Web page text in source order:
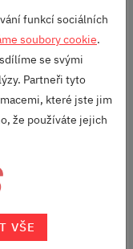
PENĚŽENKA
vyrobená z
autopásů.
funkcí sociálních
soubory cookie.
se svými
Partneři tyto
které jste jim
že používáte jejich
VŠE